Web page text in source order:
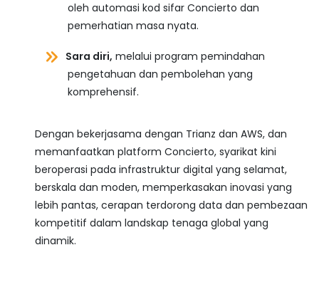
oleh automasi kod sifar Concierto dan
pemerhatian masa nyata.
Sara diri, melalui program pemindahan
pengetahuan dan pembolehan yang
komprehensif.
Dengan bekerjasama dengan Trianz dan AWS, dan
memanfaatkan platform Concierto, syarikat kini
beroperasi pada infrastruktur digital yang selamat,
berskala dan moden, memperkasakan inovasi yang
lebih pantas, cerapan terdorong data dan pembezaan
kompetitif dalam landskap tenaga global yang
dinamik.